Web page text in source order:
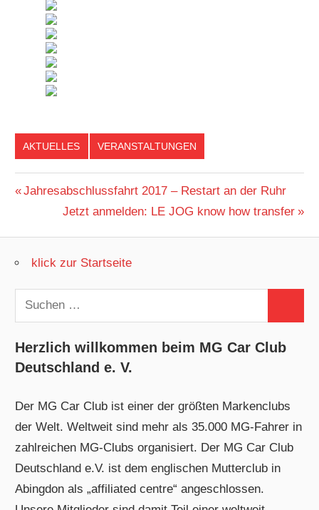
AKTUELLES VERANSTALTUNGEN
Beitragsnavigation
Vorheriger
Beitrag:
Jahresabschlussfahrt 2017 – Restart an der Ruhr
Nächster
Jetzt anmelden: LE JOG know how transfer
klick zur Startseite
Suchen
nach:
Herzlich willkommen beim MG Car Club
Deutschland e. V.
Der MG Car Club ist einer der größten Markenclubs
der Welt. Weltweit sind mehr als 35.000 MG-Fahrer in
zahlreichen MG-Clubs organisiert. Der MG Car Club
Deutschland e.V. ist dem englischen Mutterclub in
Abingdon als „affiliated centre“ angeschlossen.